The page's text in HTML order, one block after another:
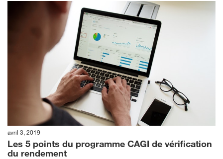
avril 3, 2019
Les 5 points du programme CAGI de vérification
du rendement